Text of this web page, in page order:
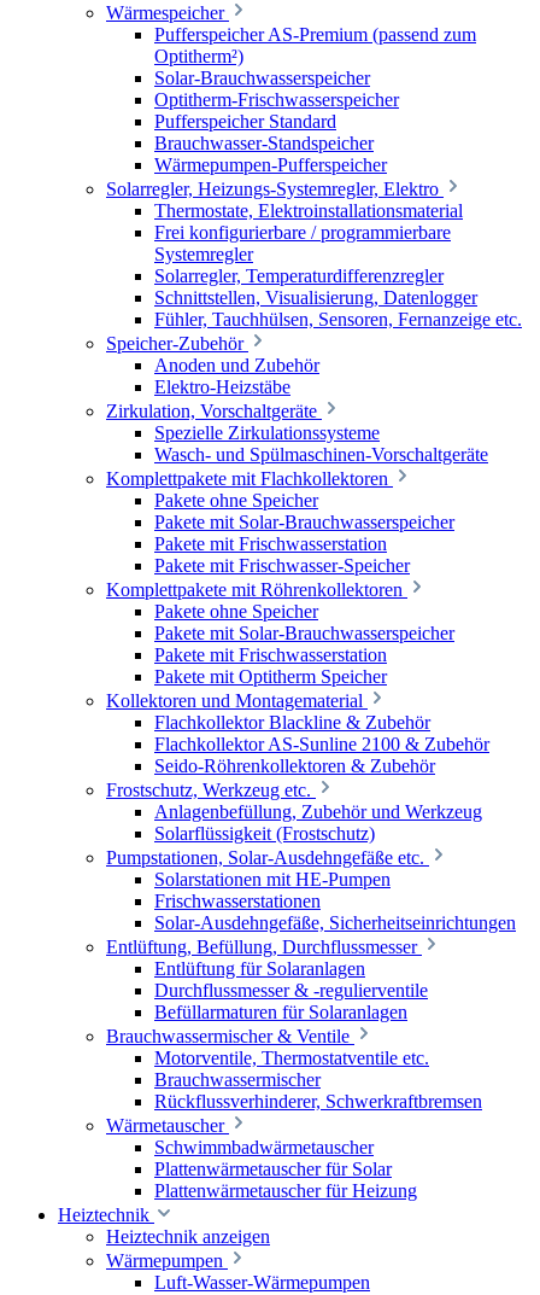
Wärmespeicher
Pufferspeicher AS-Premium (passend zum
Optitherm²)
Solar-Brauchwasserspeicher
Optitherm-Frischwasserspeicher
Pufferspeicher Standard
Brauchwasser-Standspeicher
Wärmepumpen-Pufferspeicher
Solarregler, Heizungs-Systemregler, Elektro
Thermostate, Elektroinstallationsmaterial
Frei konfigurierbare / programmierbare
Systemregler
Solarregler, Temperaturdifferenzregler
Schnittstellen, Visualisierung, Datenlogger
Fühler, Tauchhülsen, Sensoren, Fernanzeige etc.
Speicher-Zubehör
Anoden und Zubehör
Elektro-Heizstäbe
Zirkulation, Vorschaltgeräte
Spezielle Zirkulationssysteme
Wasch- und Spülmaschinen-Vorschaltgeräte
Komplettpakete mit Flachkollektoren
Pakete ohne Speicher
Pakete mit Solar-Brauchwasserspeicher
Pakete mit Frischwasserstation
Pakete mit Frischwasser-Speicher
Komplettpakete mit Röhrenkollektoren
Pakete ohne Speicher
Pakete mit Solar-Brauchwasserspeicher
Pakete mit Frischwasserstation
Pakete mit Optitherm Speicher
Kollektoren und Montagematerial
Flachkollektor Blackline & Zubehör
Flachkollektor AS-Sunline 2100 & Zubehör
Seido-Röhrenkollektoren & Zubehör
Frostschutz, Werkzeug etc.
Anlagenbefüllung, Zubehör und Werkzeug
Solarflüssigkeit (Frostschutz)
Pumpstationen, Solar-Ausdehngefäße etc.
Solarstationen mit HE-Pumpen
Frischwasserstationen
Solar-Ausdehngefäße, Sicherheitseinrichtungen
Entlüftung, Befüllung, Durchflussmesser
Entlüftung für Solaranlagen
Durchflussmesser & -regulierventile
Befüllarmaturen für Solaranlagen
Brauchwassermischer & Ventile
Motorventile, Thermostatventile etc.
Brauchwassermischer
Rückflussverhinderer, Schwerkraftbremsen
Wärmetauscher
Schwimmbadwärmetauscher
Plattenwärmetauscher für Solar
Plattenwärmetauscher für Heizung
Heiztechnik
Heiztechnik anzeigen
Wärmepumpen
Luft-Wasser-Wärmepumpen